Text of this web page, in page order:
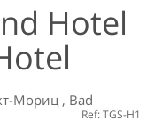
Hotel
Мориц , Bad
Ref: TGS-H1